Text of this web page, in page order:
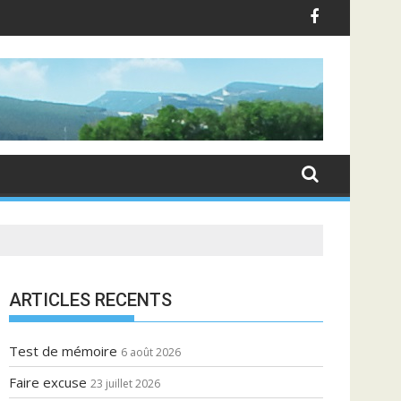
ARTICLES RECENTS
Test de mémoire 6 août 2026
Faire excuse 23 juillet 2026